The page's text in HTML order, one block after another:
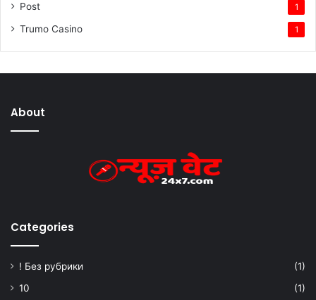
Post 1
Trumo Casino 1
About
Categories
! Без рубрики
(1)
10
(1)